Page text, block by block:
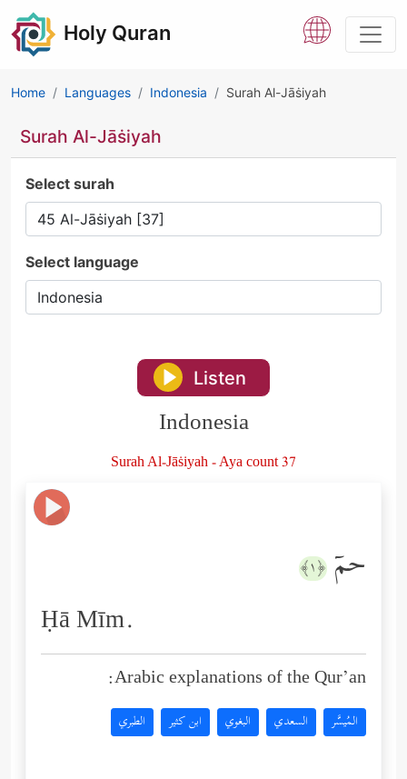
Holy Quran
Home Languages Indonesia Surah Al-Jāṡiyah
Surah Al-Jāṡiyah
Select surah
Select language
Listen
Indonesia
Surah Al-Jāṡiyah - Aya count 37
حمۤ ﴿١﴾
Ḥā Mīm.
Arabic explanations of the Qur’an:
المُيسَّر السعدي البغوي ابن كثير الطبري